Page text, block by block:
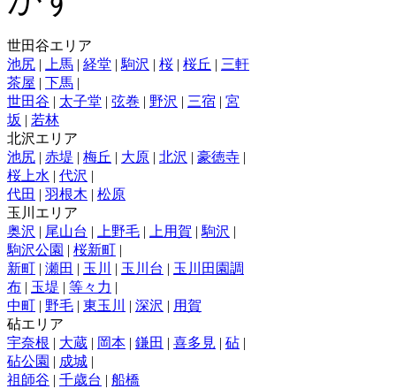
世田谷エリア
池尻 | 上馬 | 経堂 | 駒沢 | 桜 | 桜丘 | 三軒
茶屋 | 下馬 |
世田谷 | 太子堂 | 弦巻 | 野沢 | 三宿 | 宮
坂 | 若林
北沢エリア
池尻 | 赤堤 | 梅丘 | 大原 | 北沢 | 豪徳寺 |
桜上水 | 代沢 |
代田 | 羽根木 | 松原
玉川エリア
奥沢 | 尾山台 | 上野毛 | 上用賀 | 駒沢 |
駒沢公園 | 桜新町 |
新町 | 瀬田 | 玉川 | 玉川台 | 玉川田園調
布 | 玉堤 | 等々力 |
中町 | 野毛 | 東玉川 | 深沢 | 用賀
砧エリア
宇奈根 | 大蔵 | 岡本 | 鎌田 | 喜多見 | 砧 |
砧公園 | 成城 |
祖師谷 | 千歳台 | 船橋